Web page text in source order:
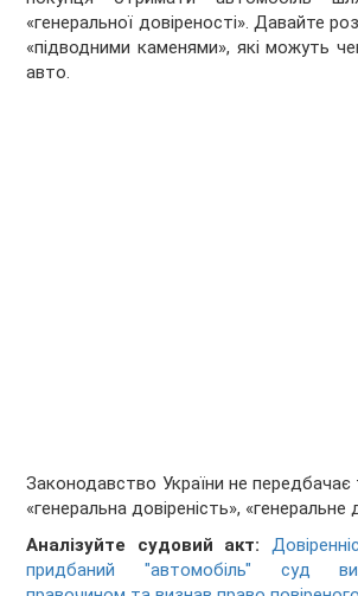
«генеральної довіреності». Давайте
«підводними каменями», які можуть
авто.
Законодавство України не передбачає
«генеральна довіреність», «генеральне
Аналізуйте судовий акт:
придбаний "автомобіль" суд